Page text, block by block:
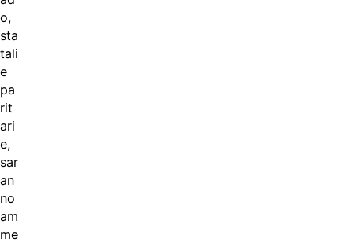
o,
sta
tali
e
pa
rit
ari
e,
sar
an
no
am
me